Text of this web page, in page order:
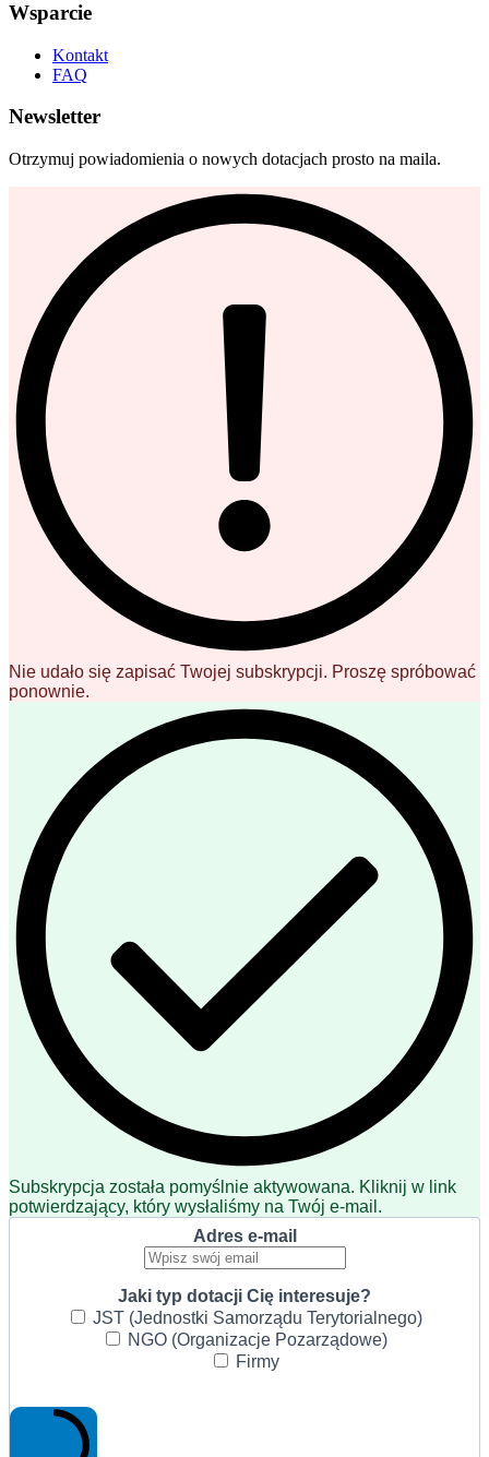
Wsparcie
Kontakt
FAQ
Newsletter
Otrzymuj powiadomienia o nowych dotacjach prosto na maila.
Nie udało się zapisać Twojej subskrypcji. Proszę spróbować
ponownie.
Subskrypcja została pomyślnie aktywowana. Kliknij w link
potwierdzający, który wysłaliśmy na Twój e-mail.
Adres e-mail
Jaki typ dotacji Cię interesuje?
JST (Jednostki Samorządu Terytorialnego)
NGO (Organizacje Pozarządowe)
Firmy